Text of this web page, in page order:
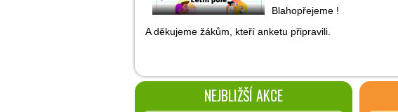
Blahopřejeme !
A děkujeme žákům, kteří anketu připravili.
NEJBLIŽŠÍ AKCE